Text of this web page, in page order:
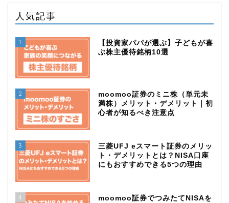
人気記事
1
【投資家パパが選ぶ】子どもが喜
ぶ株主優待銘柄10選
2
moomoo証券のミニ株（単元未
満株）メリット・デメリット｜初
心者が知るべき注意点
3
三菱UFJ eスマート証券のメリッ
ト・デメリットとは？NISA口座
にもおすすめできる5つの理由
4
moomoo証券でつみたてNISAを